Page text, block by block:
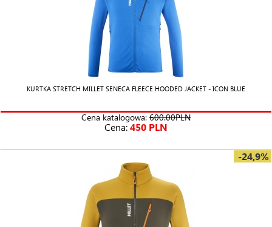
KURTKA STRETCH MILLET SENECA FLEECE HOODED JACKET - ICON BLUE
Cena katalogowa: 600.00PLN
Cena:450 PLN
-24,9%